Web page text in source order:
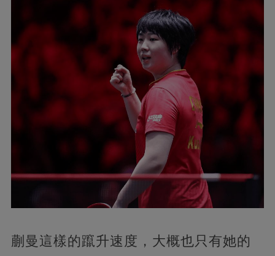
蒯曼這樣的躥升速度，大概也只有她的